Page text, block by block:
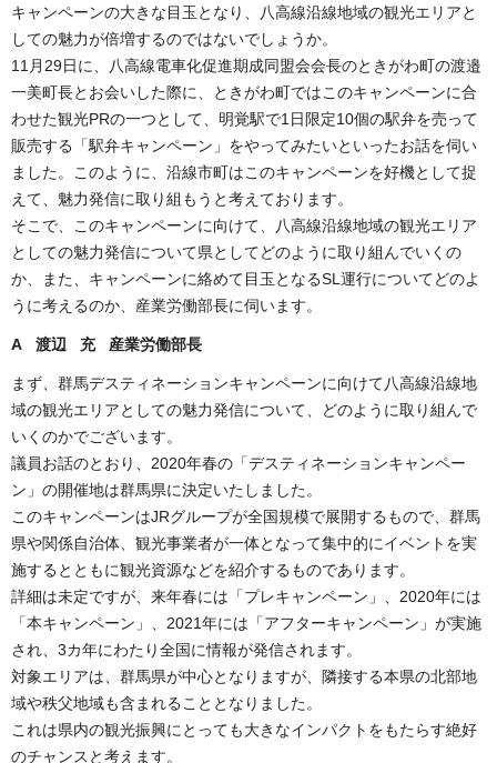
キャンペーンの大きな目玉となり、八高線沿線地域の観光エリアと
しての魅力が倍増するのではないでしょうか。
11月29日に、八高線電車化促進期成同盟会会長のときがわ町の渡邉
一美町長とお会いした際に、ときがわ町ではこのキャンペーンに合
わせた観光PRの一つとして、明覚駅で1日限定10個の駅弁を売って
販売する「駅弁キャンペーン」をやってみたいといったお話を伺い
ました。このように、沿線市町はこのキャンペーンを好機として捉
えて、魅力発信に取り組もうと考えております。
そこで、このキャンペーンに向けて、八高線沿線地域の観光エリア
としての魅力発信について県としてどのように取り組んでいくの
か、また、キャンペーンに絡めて目玉となるSL運行についてどのよ
うに考えるのか、産業労働部長に伺います。
A 渡辺 充 産業労働部長
まず、群馬デスティネーションキャンペーンに向けて八高線沿線地
域の観光エリアとしての魅力発信について、どのように取り組んで
いくのかでございます。
議員お話のとおり、2020年春の「デスティネーションキャンペー
ン」の開催地は群馬県に決定いたしました。
このキャンペーンはJRグループが全国規模で展開するもので、群馬
県や関係自治体、観光事業者が一体となって集中的にイベントを実
施するとともに観光資源などを紹介するものであります。
詳細は未定ですが、来年春には「プレキャンペーン」、2020年には
「本キャンペーン」、2021年には「アフターキャンペーン」が実施
され、3カ年にわたり全国に情報が発信されます。
対象エリアは、群馬県が中心となりますが、隣接する本県の北部地
域や秩父地域も含まれることとなりました。
これは県内の観光振興にとっても大きなインパクトをもたらす絶好
のチャンスと考えます。